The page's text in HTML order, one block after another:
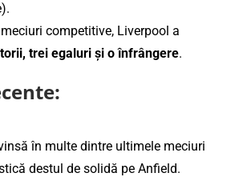
competitive, Liverpool a
trei egaluri și o înfrângere.
în multe dintre ultimele meciuri
destul de solidă pe Anfield.